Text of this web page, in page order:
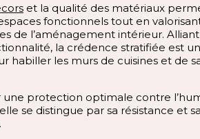
et la qualité des matériaux
fonctionnels tout en
de l’aménagement intérieur. Alliant
la crédence stratifiée est
habiller les murs de cuisines et de
une protection optimale contre
se distingue par sa résistance et